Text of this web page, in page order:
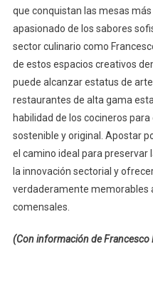
que conquistan las mesas
apasionado de los sabores
sector culinario como
de estos espacios creativos
puede alcanzar estatus de
restaurantes de alta gama
habilidad de los cocineros
sostenible y original. Apostar
el camino ideal para
la innovación sectorial y
verdaderamente memorables
comensales.
(Con información de Francesco